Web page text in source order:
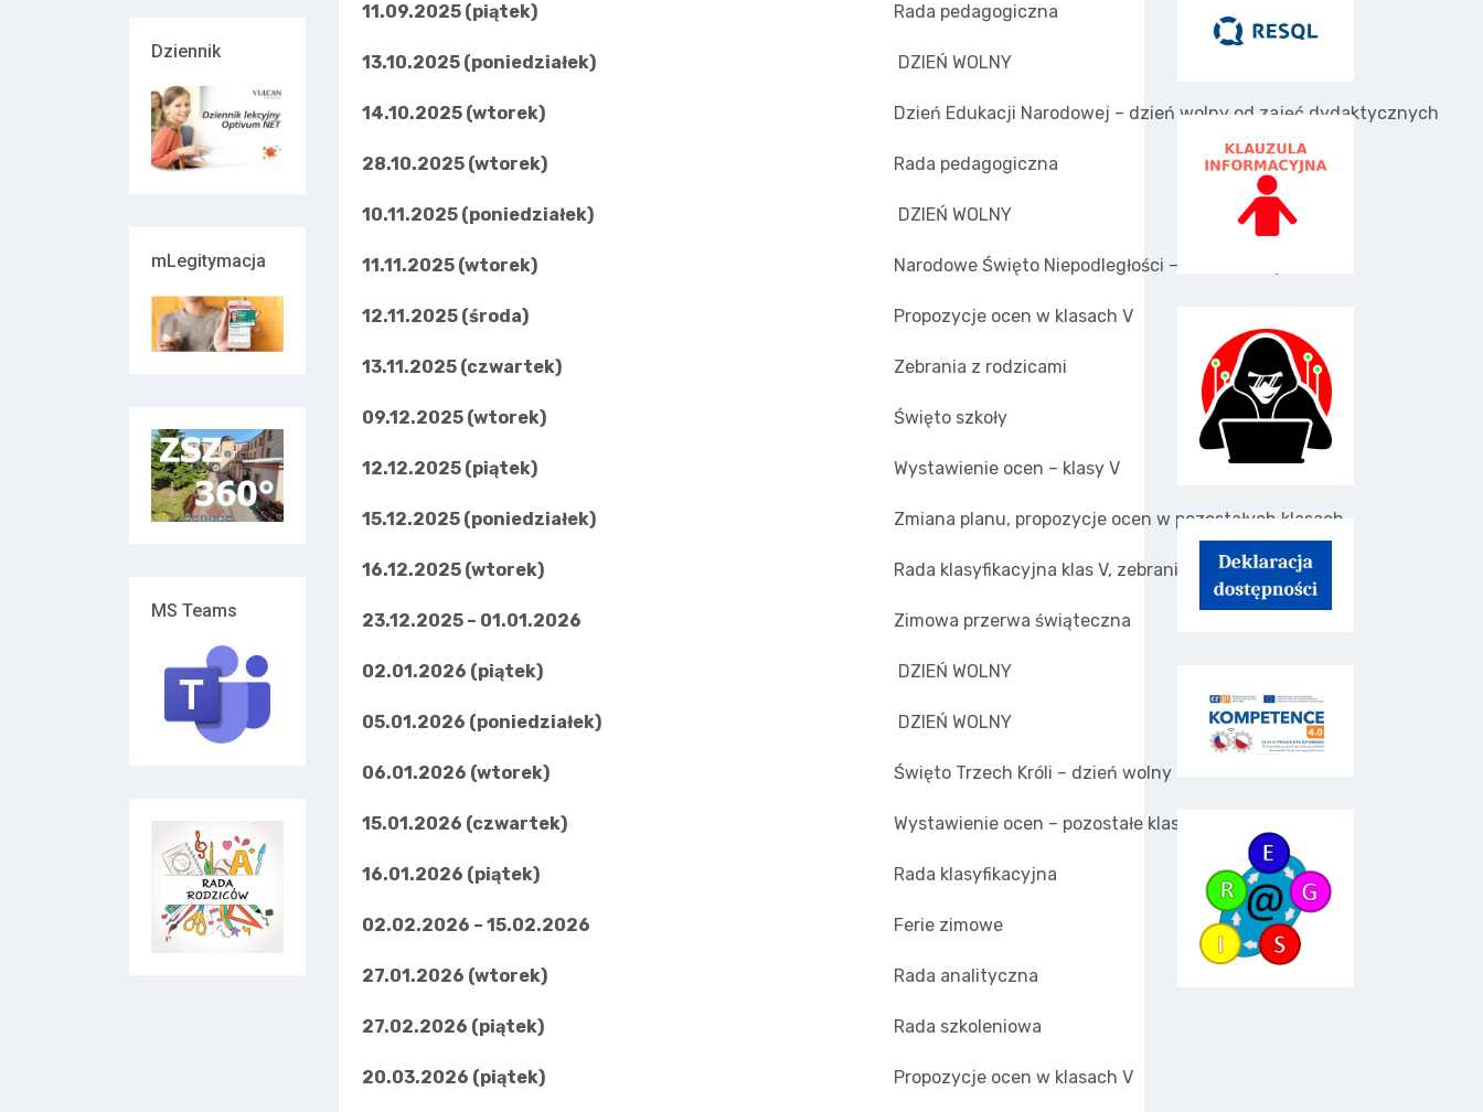
Dziennik
mLegitymacja
MS Teams
11.09.2025 (piątek) Rada pedagogiczna
13.10.2025 (poniedziałek) DZIEŃ WOLNY
14.10.2025 (wtorek) Dzień Edukacji Narodowej – dzień wolny od zajęć dydaktycznych
28.10.2025 (wtorek) Rada pedagogiczna
10.11.2025 (poniedziałek) DZIEŃ WOLNY
11.11.2025 (wtorek) Narodowe Święto Niepodległości – dzień wolny
12.11.2025 (środa) Propozycje ocen w klasach V
13.11.2025 (czwartek) Zebrania z rodzicami
09.12.2025 (wtorek) Święto szkoły
12.12.2025 (piątek) Wystawienie ocen – klasy V
15.12.2025 (poniedziałek) Zmiana planu, propozycje ocen w pozostałych klasach
16.12.2025 (wtorek) Rada klasyfikacyjna klas V, zebrania z rodzicami
23.12.2025 – 01.01.2026 Zimowa przerwa świąteczna
02.01.2026 (piątek) DZIEŃ WOLNY
05.01.2026 (poniedziałek) DZIEŃ WOLNY
06.01.2026 (wtorek) Święto Trzech Króli – dzień wolny
15.01.2026 (czwartek) Wystawienie ocen – pozostałe klasy
16.01.2026 (piątek) Rada klasyfikacyjna
02.02.2026 – 15.02.2026 Ferie zimowe
27.01.2026 (wtorek) Rada analityczna
27.02.2026 (piątek) Rada szkoleniowa
20.03.2026 (piątek) Propozycje ocen w klasach V